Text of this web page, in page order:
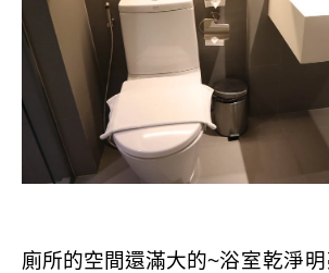
廁所的空間還滿大的~浴室乾淨